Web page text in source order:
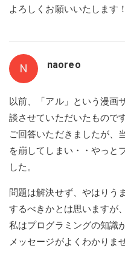
よろしくお願いいたします！
N naoreo
以前、「アル」という漫画
談させていただいたものです
ご回答いただきましたが、
を崩してしまい・・やっと
した。
問題は解決せず、やはりう
するべきかとは思いますが、
私はプログラミングの知識
メッセージがよくわかりま